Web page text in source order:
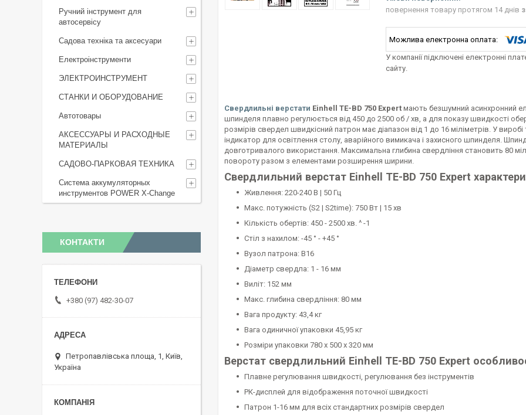
повернення товару протягом 14 днів
У компанії підключені електронні
сайту.
Свердлильні верстати Einhell TE-BD 750 Expert мають безшумний асинхронний
шпинделя плавно регулюється від 450 до 2500 об / хв, а для показу швидкості
розмірів свердел швидкісний патрон має діапазон від 1 до 16 міліметрів. У
індикатор для освітлення столу, аварійного вимикача і захисного шпинделя.
довготривалого використання. Максимальна глибина свердління становить 80
повороту разом з елементами розширення ширини.
Свердлильний верстат Einhell TE-BD 750 Expert
Живлення: 220-240 В | 50 Гц
Макс. потужність (S2 | S2time): 750 Вт | 15 хв
Кількість обертів: 450 - 2500 хв. ^ -1
Стіл з нахилом: -45 ° - +45 °
Вузол патрона: B16
Діаметр свердла: 1 - 16 мм
Виліт: 152 мм
Макс. глибина свердління: 80 мм
Вага продукту: 43,4 кг
Вага одиничної упаковки 45,95 кг
Розміри упаковки 780 х 500 х 320 мм
Верстат свердлильний Einhell TE-BD 750 Expert
Плавне регулювання швидкості, регулювання без інструментів
РК-дисплей для відображення поточної швидкості
Патрон 1-16 мм для всіх стандартних розмірів свердел
Ручний інструмент для
автосервісу
Садова техніка та аксесуари
Електроінструменти
ЭЛЕКТРОИНСТРУМЕНТ
СТАНКИ И ОБОРУДОВАНИЕ
Автотовары
АКСЕССУАРЫ И РАСХОДНЫЕ
МАТЕРИАЛЫ
САДОВО-ПАРКОВАЯ ТЕХНИКА
Система аккумуляторных
инструментов POWER X-Change
КОНТАКТИ
+380 (97) 482-30-07
Петропавлівська площа, 1, Київ,
Україна